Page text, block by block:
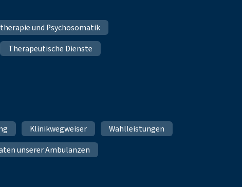
und Psychosomatik
Therapeutische Dienste
Klinikwegweiser
Wahlleistungen
unserer Ambulanzen